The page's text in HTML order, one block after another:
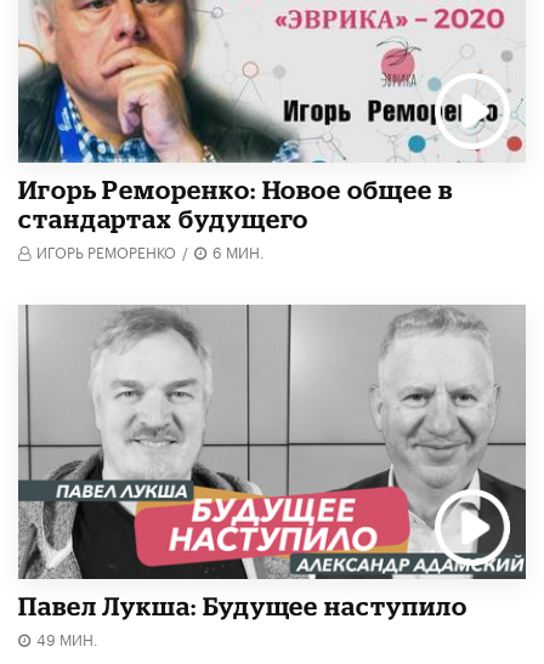
Игорь Реморенко: Новое общее в
стандартах будущего
ИГОРЬ РЕМОРЕНКО / 6 МИН.
Павел Лукша: Будущее наступило
49 МИН.